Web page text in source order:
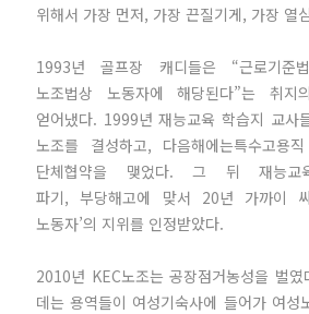
위해서 가장 먼저, 가장 끈질기게, 가장 열
1993년 골프장 캐디들은 “근로기준
노조법상 노동자에 해당된다”는 취
얻어냈다. 1999년 재능교육 학습지 교사
노조를 결성하고, 다음해에는특수고용
단체협약을 맺었다. 그 뒤 재능교
파기, 부당해고에 맞서 20년 가까이
노동자’의 지위를 인정받았다.
2010년 KEC노조는 공장점거농성을 벌
데는 용역들이 여성기숙사에 들어가 여성